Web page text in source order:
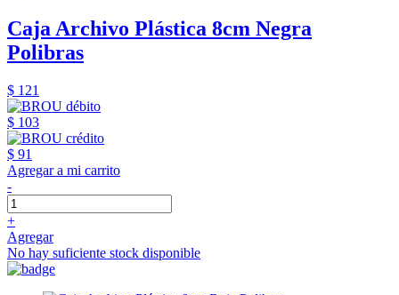
Caja Archivo Plástica 8cm Negra
Polibras
$ 121
$ 103
$ 91
Agregar a mi carrito
-
+
Agregar
No hay suficiente stock disponible